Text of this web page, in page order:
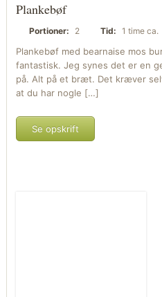
Plankebøf
Portioner: 2 Tid: 1 time ca.
Plankebøf med bearnaise mos
fantastisk. Jeg synes det er en
på. Alt på et bræt. Det kræver
at du har nogle […]
Se opskrift